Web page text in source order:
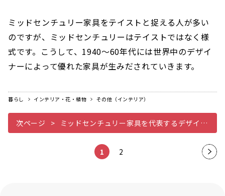
ミッドセンチュリー家具をテイストと捉える人が多い
のですが、ミッドセンチュリーはテイストではなく様
式です。こうして、1940〜60年代には世界中のデザイ
ナーによって優れた家具が生みだされていきます。
暮らし インテリア・花・植物 その他（インテリア）
次ページ ミッドセンチュリー家具を代表するデザイナー
1 2
次の